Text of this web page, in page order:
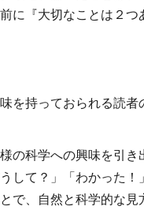
に『大切なことは２
を持っておられる読
の科学への興味を引き
して？」「わかった！
で、自然と科学的な見